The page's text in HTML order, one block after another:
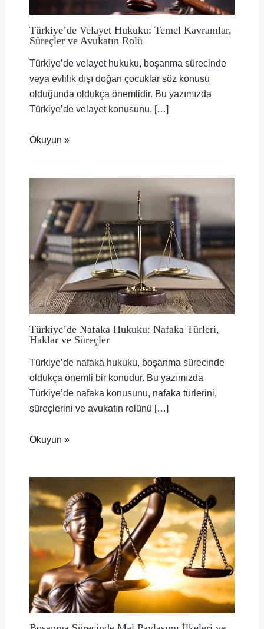
Türkiye’de Velayet Hukuku: Temel Kavramlar,
Süreçler ve Avukatın Rolü
Türkiye’de velayet hukuku, boşanma sürecinde
veya evlilik dışı doğan çocuklar söz konusu
olduğunda oldukça önemlidir. Bu yazımızda
Türkiye’de velayet konusunu, […]
Okuyun »
Türkiye’de Nafaka Hukuku: Nafaka Türleri,
Haklar ve Süreçler
Türkiye’de nafaka hukuku, boşanma sürecinde
oldukça önemli bir konudur. Bu yazımızda
Türkiye’de nafaka konusunu, nafaka türlerini,
süreçlerini ve avukatın rolünü […]
Okuyun »